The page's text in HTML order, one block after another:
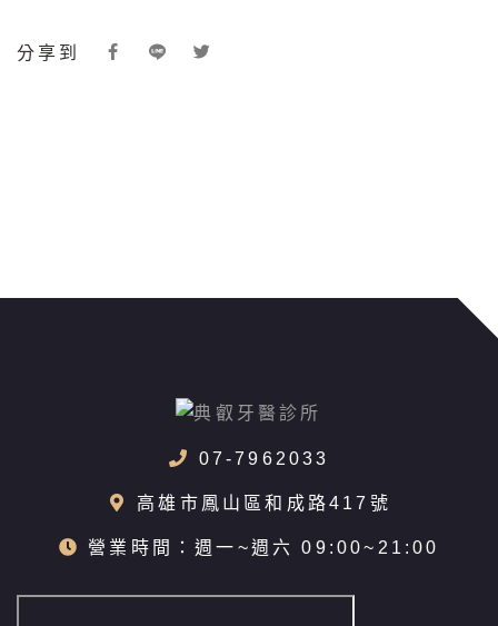
分享到
07-7962033
高雄市鳳山區和成路417號
營業時間：週一~週六 09:00~21:00